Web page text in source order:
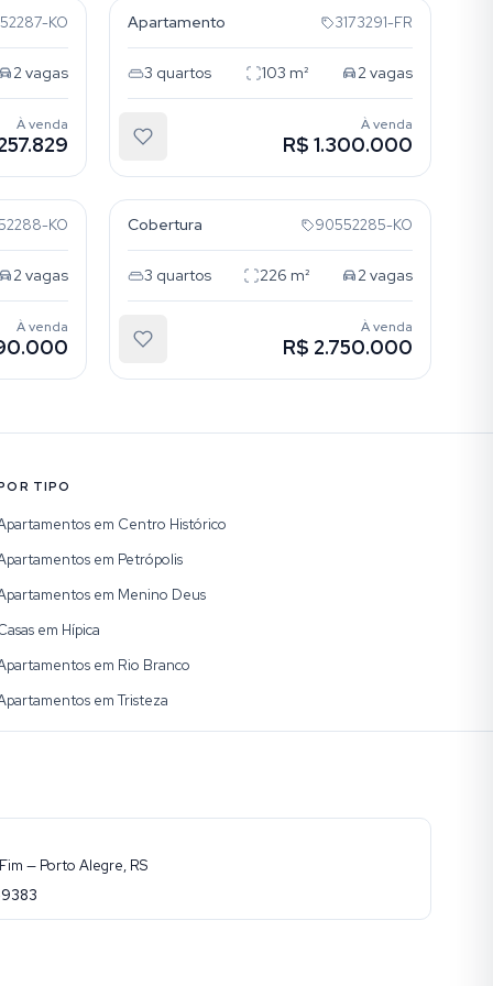
KO
2vagas
À venda
Apartamento 3173291-FR
3 quartos 103 m² 2vagas
À venda
R$ 1.300.000
KO
2vagas
À venda
Menino Deus
Cobertura 90552285-KO
3 quartos 226 m² 2vagas
À venda
R$ 2.750.000
TIPO
em Centro Histórico
em Petrópolis
em Menino Deus
em Hípica
em Rio Branco
em Tristeza
— Porto Alegre, RS